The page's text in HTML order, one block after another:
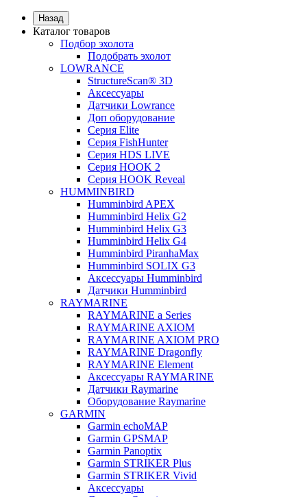
Назад
Каталог товаров
Подбор эхолота
Подобрать эхолот
LOWRANCE
StructureScan® 3D
Аксессуары
Датчики Lowrance
Доп оборудование
Серия Elite
Серия FishHunter
Серия HDS LIVE
Серия HOOK 2
Серия HOOK Reveal
HUMMINBIRD
Humminbird APEX
Humminbird Helix G2
Humminbird Helix G3
Humminbird Helix G4
Humminbird PiranhaMax
Humminbird SOLIX G3
Аксессуары Humminbird
Датчики Humminbird
RAYMARINE
RAYMARINE a Series
RAYMARINE AXIOM
RAYMARINE AXIOM PRO
RAYMARINE Dragonfly
RAYMARINE Element
Аксессуары RAYMARINE
Датчики Raymarine
Оборудование Raymarine
GARMIN
Garmin echoMAP
Garmin GPSMAP
Garmin Panoptix
Garmin STRIKER Plus
Garmin STRIKER Vivid
Аксессуары